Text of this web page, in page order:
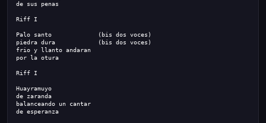
de sus penas
Riff I
Palo santo             (bis dos voces)
piedra dura            (bis dos voces)
frio y llanto andaran
por la otura
Riff I
Huayramuyo
de zaranda
balanceando un cantar
de esperanza